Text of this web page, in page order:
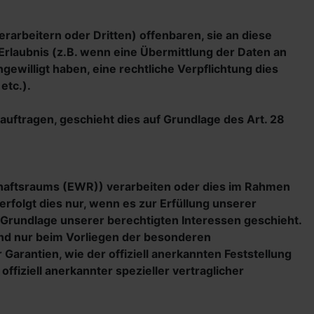
oder Dritten) offenbaren, sie an diese
(z.B. wenn eine Übermittlung der Daten an
haben, eine rechtliche Verpflichtung dies
geschieht dies auf Grundlage des Art. 28
(EWR)) verarbeiten oder dies im Rahmen
dies nur, wenn es zur Erfüllung unserer
unserer berechtigten Interessen geschieht.
nur beim Vorliegen der besonderen
wie der offiziell anerkannten Feststellung
offiziell anerkannter spezieller vertraglicher